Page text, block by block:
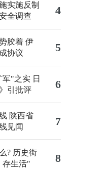
实施反制
全调查
4
胶着 伊
协议
5
军"之实 日
引批评
6
陕西省
见闻
7
? 历史街
存生活"
8